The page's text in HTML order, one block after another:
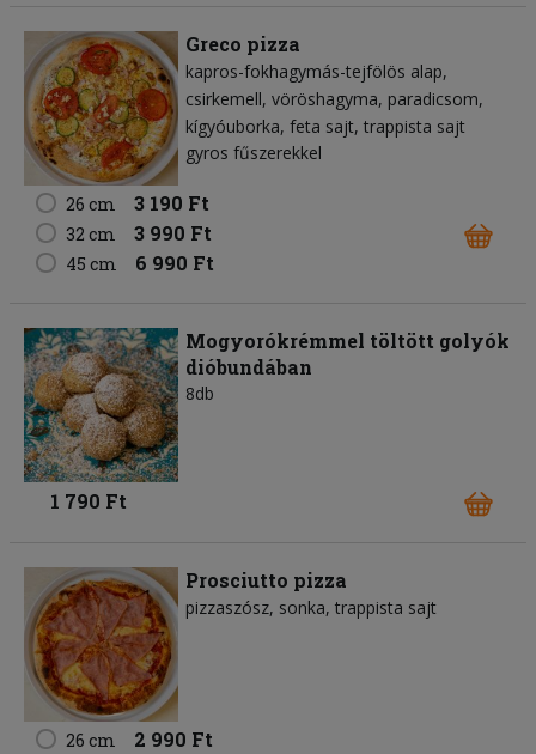
Greco pizza
kapros-fokhagymás-tejfölös alap
csirkemell vöröshagyma paradicsom
kígyóuborka feta sajt trappista sajt
gyros fűszerekkel
26 cm 3 190 Ft
32 cm 3 990 Ft
45 cm 6 990 Ft
Mogyorókrémmel töltött golyók
dióbundában
8db
1 790 Ft
Prosciutto pizza
pizzaszósz sonka trappista sajt
26 cm 2 990 Ft